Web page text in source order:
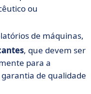
ou
de máquinas,
, que devem ser
para a
de qualidade